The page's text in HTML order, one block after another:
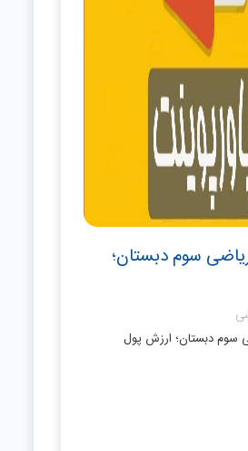
سوم دبستان؛
سوم دبستان؛ ارزش پول